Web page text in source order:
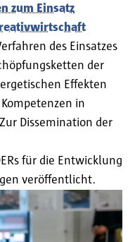
zum Einsatz
des Einsatzes
der
Effekten
in
Dissemination der
für die Entwicklung
veröffentlicht.